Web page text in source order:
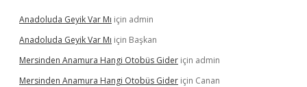
Anadoluda Geyik Var Mı için admin
Anadoluda Geyik Var Mı için Başkan
Mersinden Anamura Hangi Otobüs Gider için admin
Mersinden Anamura Hangi Otobüs Gider için Canan